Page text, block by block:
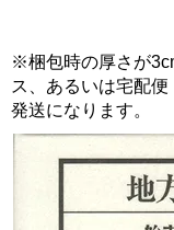
※梱包時の厚さが
ス、あるいは宅配
発送になります。